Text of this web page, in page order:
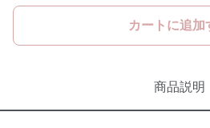
カートに追加
商品説明